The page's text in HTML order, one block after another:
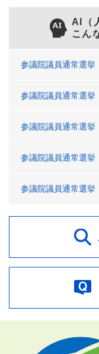
AI（
こん
参議院議員通常選挙
参議院議員通常選挙
参議院議員通常選挙
参議院議員通常選挙
参議院議員通常選挙